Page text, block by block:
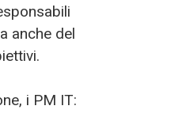
anche del
i PM IT: